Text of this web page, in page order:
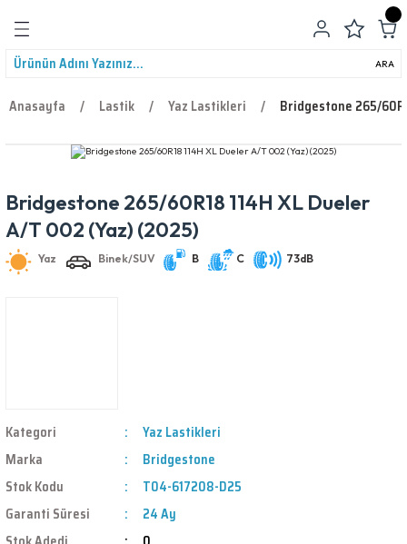
ARA
Anasayfa Lastik Yaz Lastikleri Bridgestone 265/
Bridgestone 265/60R18 114H XL Dueler
A/T 002 (Yaz) (2025)
Yaz
Kategori
Yaz Lastikleri
Marka
Bridgestone
Stok Kodu
T04-617208-D25
Garanti Süresi
24 Ay